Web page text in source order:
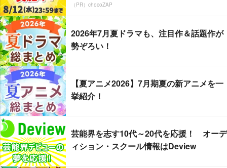
（PR）chocoZAP
2026年7月夏ドラマも、注目作＆話題作が
勢ぞろい！
【夏アニメ2026】7月期夏の新アニメを一
挙紹介！
芸能界を志す10代～20代を応援！ オーデ
ィション・スクール情報はDeview